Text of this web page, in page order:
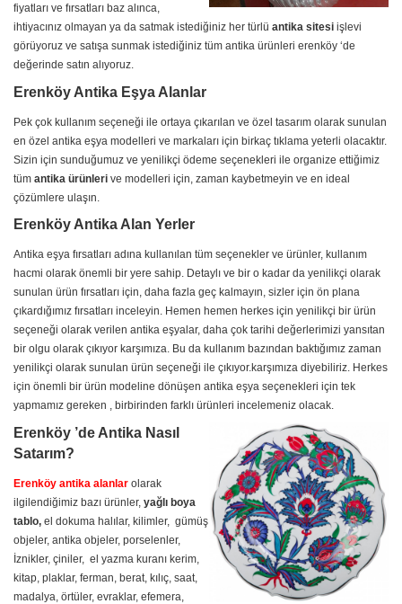
fiyatları ve fırsatları baz alınca,
ihtiyacınız olmayan ya da satmak istediğiniz her türlü antika sitesi işlevi
görüyoruz ve satışa sunmak istediğiniz tüm antika ürünleri erenköy ‘de
değerinde satın alıyoruz.
Erenköy Antika Eşya Alanlar
Pek çok kullanım seçeneği ile ortaya çıkarılan ve özel tasarım olarak sunulan
en özel antika eşya modelleri ve markaları için birkaç tıklama yeterli olacaktır.
Sizin için sunduğumuz ve yenilikçi ödeme seçenekleri ile organize ettiğimiz
tüm antika ürünleri ve modelleri için, zaman kaybetmeyin ve en ideal
çözümlere ulaşın.
Erenköy Antika Alan Yerler
Antika eşya fırsatları adına kullanılan tüm seçenekler ve ürünler, kullanım
hacmi olarak önemli bir yere sahip. Detaylı ve bir o kadar da yenilikçi olarak
sunulan ürün fırsatları için, daha fazla geç kalmayın, sizler için ön plana
çıkardığımız fırsatları inceleyin. Hemen hemen herkes için yenilikçi bir ürün
seçeneği olarak verilen antika eşyalar, daha çok tarihi değerlerimizi yansıtan
bir olgu olarak çıkıyor karşımıza. Bu da kullanım bazından baktığımız zaman
yenilikçi olarak sunulan ürün seçeneği ile çıkıyor.karşımıza diyebiliriz. Herkes
için önemli bir ürün modeline dönüşen antika eşya seçenekleri için tek
yapmamız gereken , birbirinden farklı ürünleri incelemeniz olacak.
Erenköy ’de Antika Nasıl
Satarım?
Erenköy antika alanlar olarak
ilgilendiğimiz bazı ürünler, yağlı boya
tablo, el dokuma halılar, kilimler, gümüş
objeler, antika objeler, porselenler,
İznikler, çiniler, el yazma kuranı kerim,
kitap, plaklar, ferman, berat, kılıç, saat,
madalya, örtüler, evraklar, efemera,